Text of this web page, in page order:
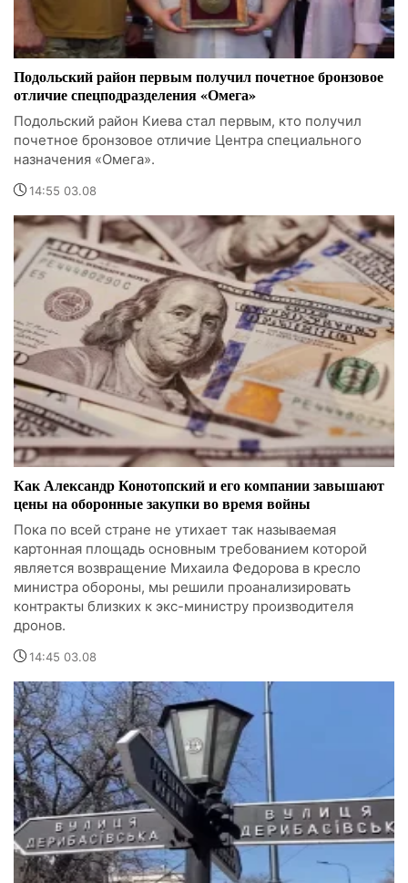
Подольский район первым получил почетное бронзовое
отличие спецподразделения «Омега»
Подольский район Киева стал первым, кто получил
почетное бронзовое отличие Центра специального
назначения «Омега».
14:55 03.08
Как Александр Конотопский и его компании завышают
цены на оборонные закупки во время войны
Пока по всей стране не утихает так называемая
картонная площадь основным требованием которой
является возвращение Михаила Федорова в кресло
министра обороны, мы решили проанализировать
контракты близких к экс-министру производителя
дронов.
14:45 03.08